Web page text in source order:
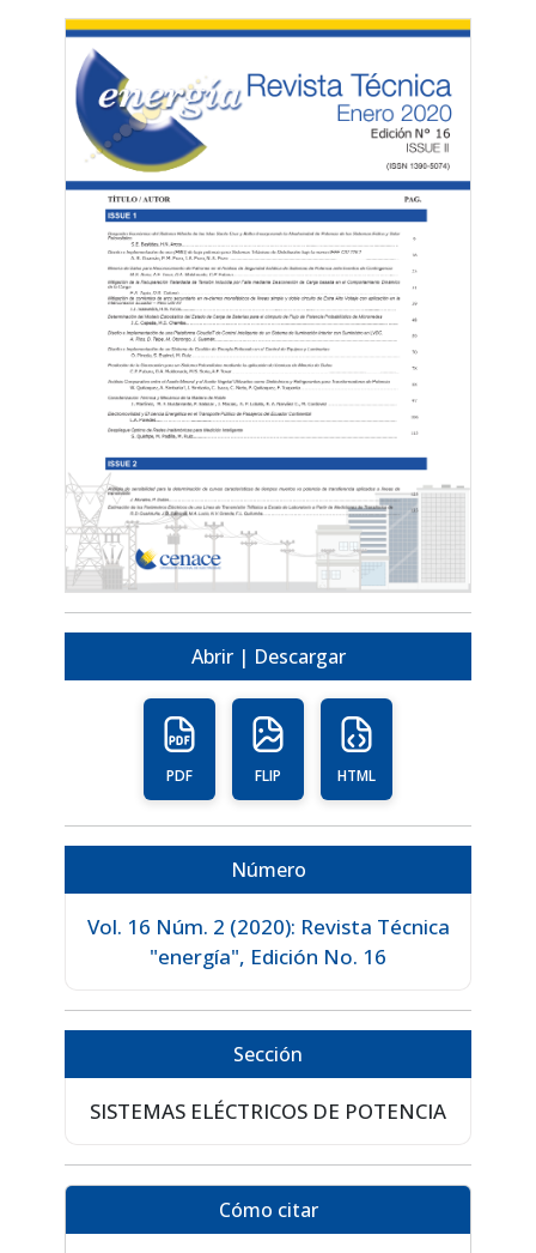
Abrir | Descargar
PDF FLIP HTML
Número
Vol. 16 Núm. 2 (2020): Revista Técnica
"energía", Edición No. 16
Sección
SISTEMAS ELÉCTRICOS DE POTENCIA
Cómo citar